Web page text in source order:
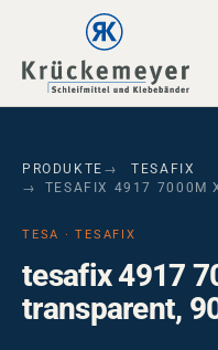
Skip to main navigation
Skip to main content
Skip to page footer
PRODUKTE
TESAFIX
TESAFIX 4917 7000M
TESA · TESAFIX
tesafix 4917
transparent,